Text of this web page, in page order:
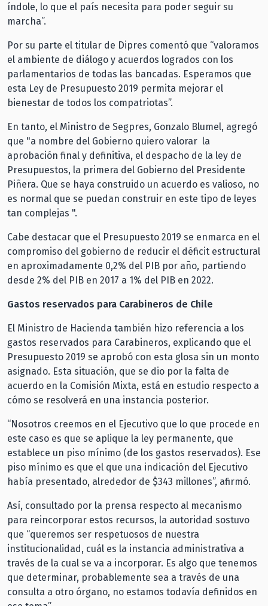
índole, lo que el país necesita para poder seguir su
marcha”.
Por su parte el titular de Dipres comentó que “valoramos
el ambiente de diálogo y acuerdos logrados con los
parlamentarios de todas las bancadas. Esperamos que
esta Ley de Presupuesto 2019 permita mejorar el
bienestar de todos los compatriotas”.
En tanto, el Ministro de Segpres, Gonzalo Blumel, agregó
que "a nombre del Gobierno quiero valorar la
aprobación final y definitiva, el despacho de la ley de
Presupuestos, la primera del Gobierno del Presidente
Piñera. Que se haya construido un acuerdo es valioso, no
es normal que se puedan construir en este tipo de leyes
tan complejas ".
Cabe destacar que el Presupuesto 2019 se enmarca en el
compromiso del gobierno de reducir el déficit estructural
en aproximadamente 0,2% del PIB por año, partiendo
desde 2% del PIB en 2017 a 1% del PIB en 2022.
Gastos reservados para Carabineros de Chile
El Ministro de Hacienda también hizo referencia a los
gastos reservados para Carabineros, explicando que el
Presupuesto 2019 se aprobó con esta glosa sin un monto
asignado. Esta situación, que se dio por la falta de
acuerdo en la Comisión Mixta, está en estudio respecto a
cómo se resolverá en una instancia posterior.
“Nosotros creemos en el Ejecutivo que lo que procede en
este caso es que se aplique la ley permanente, que
establece un piso mínimo (de los gastos reservados). Ese
piso mínimo es que el que una indicación del Ejecutivo
había presentado, alrededor de $343 millones”, afirmó.
Así, consultado por la prensa respecto al mecanismo
para reincorporar estos recursos, la autoridad sostuvo
que “queremos ser respetuosos de nuestra
institucionalidad, cuál es la instancia administrativa a
través de la cual se va a incorporar. Es algo que tenemos
que determinar, probablemente sea a través de una
consulta a otro órgano, no estamos todavía definidos en